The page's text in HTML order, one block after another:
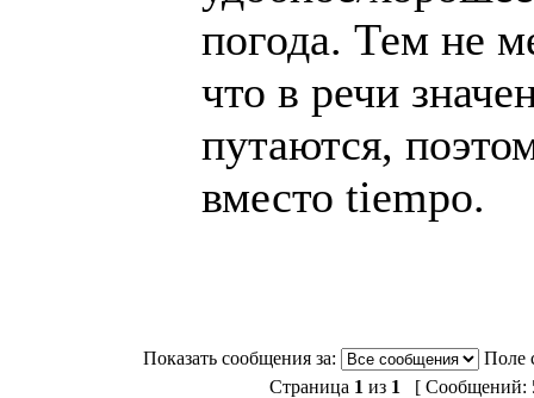
погода. Тем не
что в речи
путаются,
вместо tiempo.
Показать сообщения за:
Поле
Страница 1 из 1 [ Сообщений: